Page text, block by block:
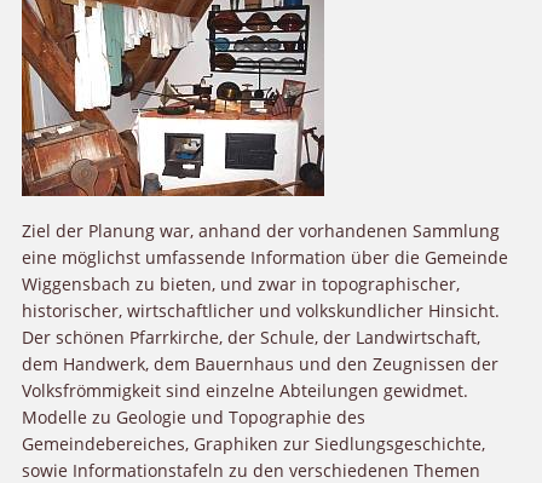
Ziel der Planung war, anhand der vorhandenen Sammlung
eine möglichst umfassende Information über die Gemeinde
Wiggensbach zu bieten, und zwar in topographischer,
historischer, wirtschaftlicher und volkskundlicher Hinsicht.
Der schönen Pfarrkirche, der Schule, der Landwirtschaft,
dem Handwerk, dem Bauernhaus und den Zeugnissen der
Volksfrömmigkeit sind einzelne Abteilungen gewidmet.
Modelle zu Geologie und Topographie des
Gemeindebereiches, Graphiken zur Siedlungsgeschichte,
sowie Informationstafeln zu den verschiedenen Themen